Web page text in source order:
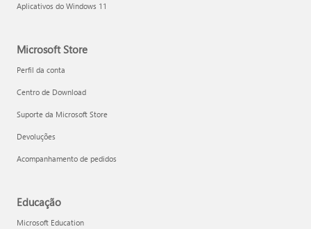
Aplicativos do Windows 11
Microsoft Store
Perfil da conta
Centro de Download
Suporte da Microsoft Store
Devoluções
Acompanhamento de pedidos
Educação
Microsoft Education